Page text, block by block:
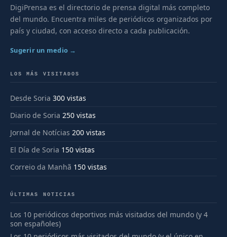
DigiPrensa es el directorio de prensa digital más completo
del mundo. Encuentra miles de periódicos organizados por
país y ciudad, con acceso directo a cada publicación.
Sugerir un medio →
LOS MÁS VISITADOS
Desde Soria 300 vistas
Diario de Soria 250 vistas
Jornal de Notícias 200 vistas
El Día de Soria 150 vistas
Correio da Manhã 150 vistas
ÚLTIMAS NOTICIAS
Los 10 periódicos deportivos más visitados del mundo (y 4
son españoles)